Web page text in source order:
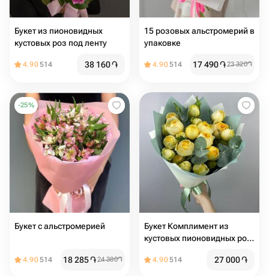
Букет из пионовидных
кустовых роз под ленту
4.90514 38 160֏
15 розовых альстромерий в
упаковке
4.90514 17 490֏23 320֏
-25%
Букет с альстромерией
4.90514 18 285֏24 380֏
Букет Комплимент из
кустовых пионовидных роз
4.90514 27 000֏